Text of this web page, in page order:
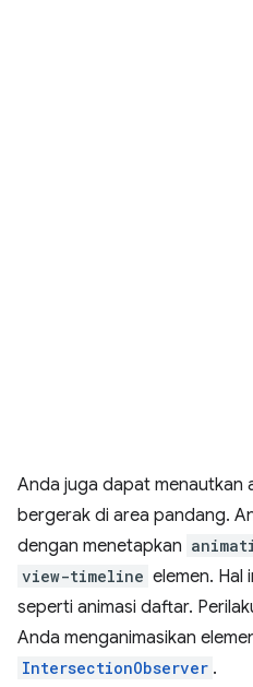
Anda juga dapat menautkan
bergerak di area pandang.
dengan menetapkan
view-timeline elemen. Hal
seperti animasi daftar.
Anda menganimasikan
IntersectionObserver .